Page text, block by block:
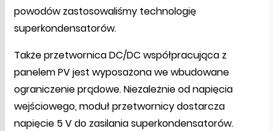
powodów zastosowaliśmy technologię
superkondensatorów.
Także przetwornica DC/DC współpracująca z
panelem PV jest wyposażona we wbudowane
ograniczenie prądowe. Niezależnie od napięcia
wejściowego, moduł przetwornicy dostarcza
napięcie 5 V do zasilania superkondensatorów.